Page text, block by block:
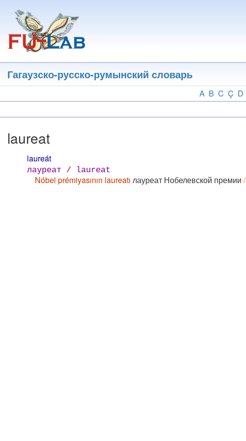
основному
содержанию
Гагаузско-русско-румынский словарь
A B C Ç D
laureat
laureát
лауреат / laureat
Nóbel prémiyasının laureatı лауреат Нобелевской премии /